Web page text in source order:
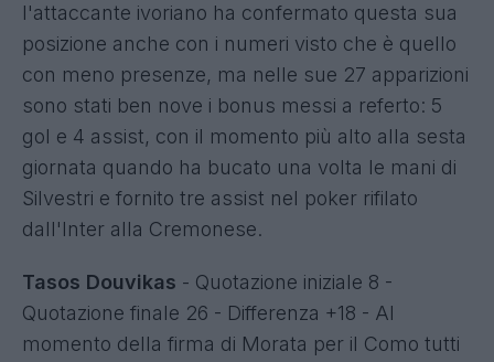
l'attaccante ivoriano ha confermato questa sua
posizione anche con i numeri visto che è quello
con meno presenze, ma nelle sue 27 apparizioni
sono stati ben nove i bonus messi a referto: 5
gol e 4 assist, con il momento più alto alla sesta
giornata quando ha bucato una volta le mani di
Silvestri e fornito tre assist nel poker rifilato
dall'Inter alla Cremonese.
Tasos Douvikas - Quotazione iniziale 8 -
Quotazione finale 26 - Differenza +18 - Al
momento della firma di Morata per il Como tutti